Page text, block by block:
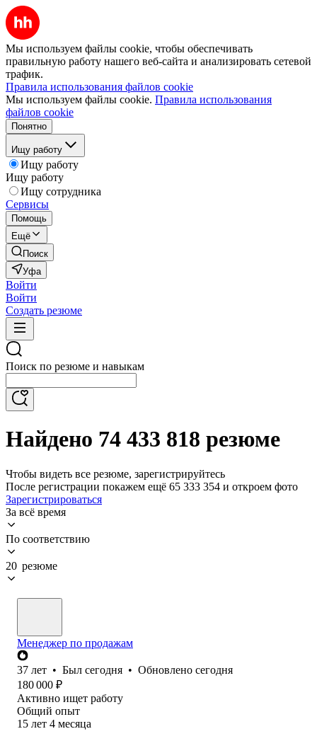
Мы используем файлы cookie, чтобы обеспечивать
правильную работу нашего веб-сайта и анализировать сетевой
трафик.
Правила использования файлов cookie
Мы используем файлы cookie. Правила использования
файлов cookie
Понятно
Ищу работу
Ищу работу
Ищу работу
Ищу сотрудника
Сервисы
Помощь
Ещё
Поиск
Уфа
Войти
Войти
Создать резюме
Поиск по резюме и навыкам
Найдено 74 433 818 резюме
Чтобы видеть все резюме, зарегистрируйтесь
После регистрации покажем ещё 65 333 354 и откроем фото
Зарегистрироваться
За всё время
По соответствию
20 резюме
Менеджер по продажам
37 лет • Был сегодня • Обновлено сегодня
180 000 ₽
Активно ищет работу
Общий опыт
15 лет 4 месяца